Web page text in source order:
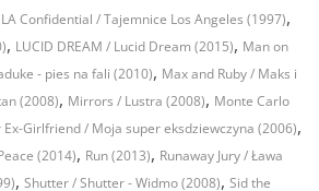
LA Confidential / Tajemnice Los Angeles (1997),
, LUCID DREAM / Lucid Dream (2015), Man on
- pies na fali (2010), Max and Ruby / Maks i
(2008), Mirrors / Lustra (2008), Monte Carlo
Ex-Girlfriend / Moja super eksdziewczyna (2006),
(2014), Run (2013), Runaway Jury / Ława
, Shutter / Shutter - Widmo (2008), Sid the